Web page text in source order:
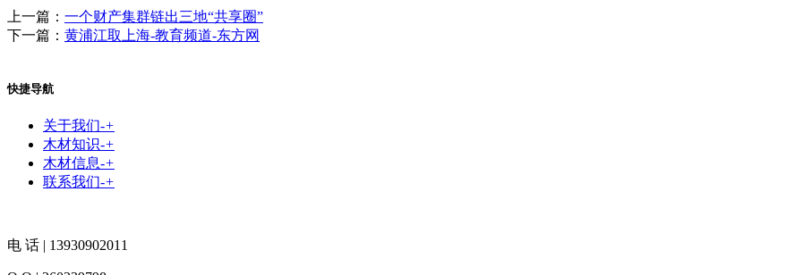
上一篇： 一个财产集群链出三地“共享圈”
下一篇： 黄浦江取上海-教育频道-东方网
快捷导航
关于我们-+
木材知识-+
木材信息-+
联系我们-+
电 话 | 13930902011